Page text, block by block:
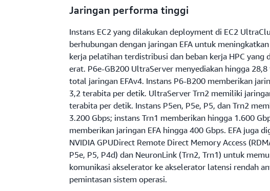
komputasi terakselerasi.
Jaringan performa tinggi
Instans EC2 yang dilakukan deployment di EC2
berhubungan dengan jaringan EFA untuk
kerja pelatihan terdistribusi dan beban kerja HPC yang
erat. P6e-GB200 UltraServer menyediakan hingga
total jaringan EFAv4. Instans P6-B200 memberikan
3,2 terabita per detik. UltraServer Trn2 memiliki
terabita per detik. Instans P5en, P5e, P5, dan Trn2
3.200 Gbps; instans Trn1 memberikan hingga 1.600
memberikan jaringan EFA hingga 400 Gbps. EFA juga
NVIDIA GPUDirect Remote Direct Memory Access
P5e, P5, P4d) dan NeuronLink (Trn2, Trn1) untuk
komunikasi akselerator ke akselerator latensi rendah
pemintasan sistem operasi.